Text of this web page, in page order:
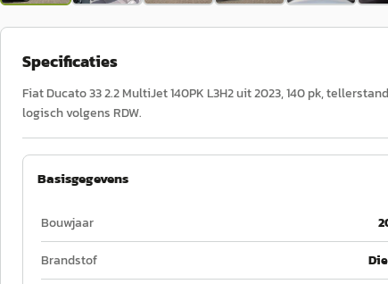
Specificaties
Fiat Ducato 33 2.2 MultiJet 140PK L3H2 uit 2023, 140 pk,
logisch volgens RDW.
Basisgegevens
Bouwjaar
Brandstof